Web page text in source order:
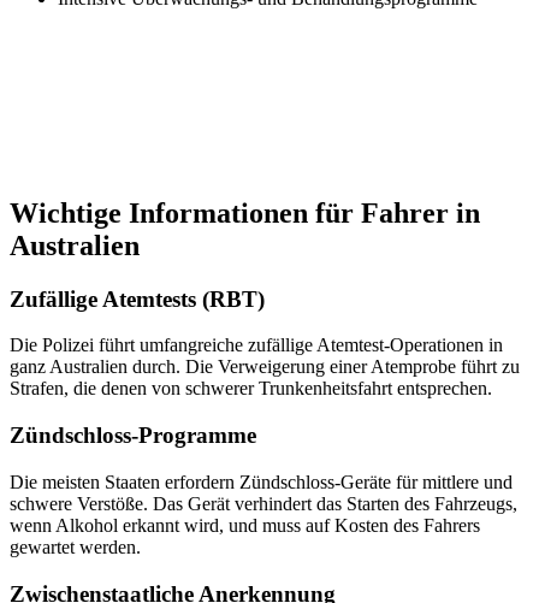
Wichtige Informationen für Fahrer in
Australien
Zufällige Atemtests (RBT)
Die Polizei führt umfangreiche zufällige Atemtest-Operationen in
ganz Australien durch. Die Verweigerung einer Atemprobe führt zu
Strafen, die denen von schwerer Trunkenheitsfahrt entsprechen.
Zündschloss-Programme
Die meisten Staaten erfordern Zündschloss-Geräte für mittlere und
schwere Verstöße. Das Gerät verhindert das Starten des Fahrzeugs,
wenn Alkohol erkannt wird, und muss auf Kosten des Fahrers
gewartet werden.
Zwischenstaatliche Anerkennung